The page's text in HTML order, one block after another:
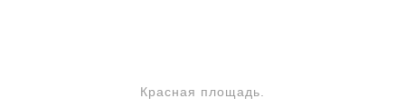
Красная площадь.